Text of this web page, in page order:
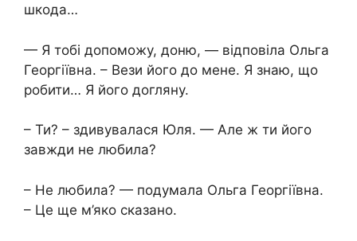
шкода…
— Я тобі допоможу, доню, — відповіла Ольга
Георгіївна. – Вези його до мене. Я знаю, що
робити… Я його догляну.
– Ти? – здивувалася Юля. — Але ж ти його
завжди не любила?
– Не любила? — подумала Ольга Георгіївна.
– Це ще м’яко сказано.